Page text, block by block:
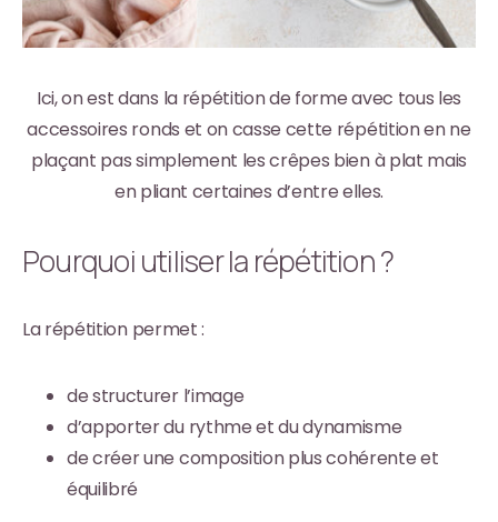
Ici, on est dans la répétition de forme avec tous les
accessoires ronds et on casse cette répétition en ne
plaçant pas simplement les crêpes bien à plat mais
en pliant certaines d’entre elles.
Pourquoi utiliser la répétition ?
La répétition permet :
de structurer l’image
d’apporter du rythme et du dynamisme
de créer une composition plus cohérente et
équilibré